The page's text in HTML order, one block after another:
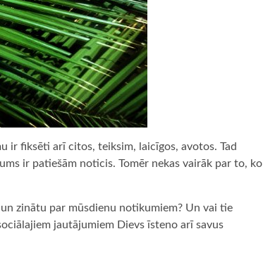
ir fiksēti arī citos, teiksim, laicīgos, avotos. Tad
ir patiešām noticis. Tomēr nekas vairāk par to, ko
zinātu par mūsdienu notikumiem? Un vai tie
jautājumiem Dievs īsteno arī savus